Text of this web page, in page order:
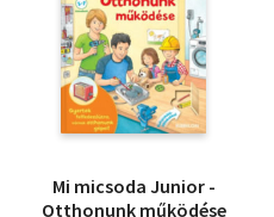
Mi micsoda Junior -
Otthonunk működése